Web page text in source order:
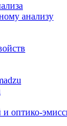
анализу
оптико-